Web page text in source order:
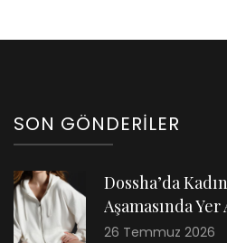
SON GÖNDERILER
Dossha’da
Aşamasında Yer
26 Temmuz 2026